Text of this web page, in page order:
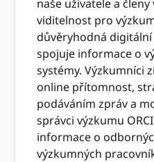
naše uživatele a
viditelnost pro
důvěryhodná
spojuje informace o
systémy. Výzkumníci
online přítomnost,
podáváním zpráv a
správci výzkumu
informace o
výzkumných